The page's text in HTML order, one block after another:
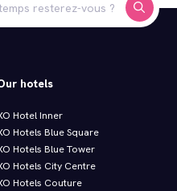
hotels
Hotel Inner
Hotels Blue Square
Hotels Blue Tower
Hotels City Centre
Hotels Couture